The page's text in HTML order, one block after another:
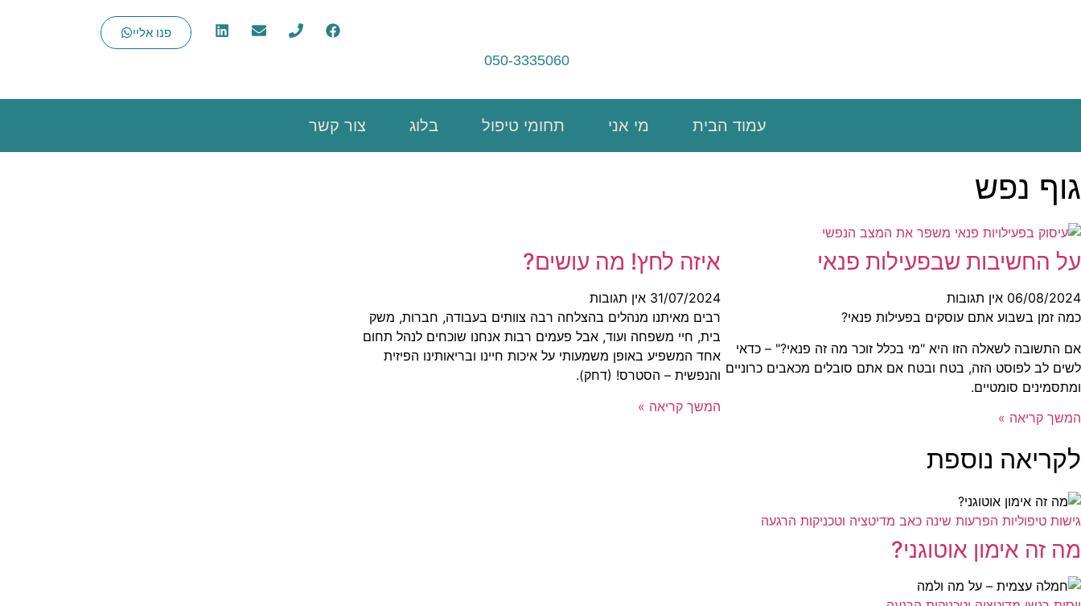
050-3335060
פנו אליי
עמוד הבית מי אני תחומי טיפול בלוג צור קשר
גוף נפש
על החשיבות שבפעילות פנאי
06/08/2024 אין תגובות
כמה זמן בשבוע אתם עוסקים בפעילות פנאי?
אם התשובה לשאלה הזו היא "מי בכלל זוכר מה זה פנאי?" – כדאי
לשים לב לפוסט הזה, בטח ובטח אם אתם סובלים מכאבים כרוניים
ומתסמינים סומטיים.
המשך קריאה »
איזה לחץ! מה עושים?
31/07/2024 אין תגובות
רבים מאיתנו מנהלים בהצלחה רבה צוותים בעבודה, חברות, משק
בית, חיי משפחה ועוד, אבל פעמים רבות אנחנו שוכחים לנהל תחום
אחד המשפיע באופן משמעותי על איכות חיינו ובריאותינו הפיזית
והנפשית – הסטרס! (דחק).
המשך קריאה »
לקריאה נוספת
גישות טיפוליות הפרעות שינה כאב מדיטציה וטכניקות הרגעה
מה זה אימון אוטוגני?